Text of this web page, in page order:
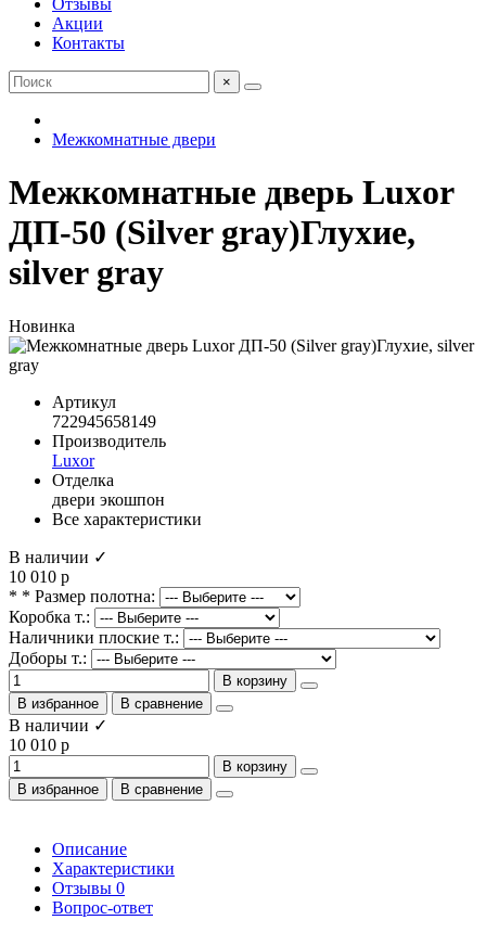
Отзывы
Акции
Контакты
×
Межкомнатные двери
Межкомнатные дверь Luxor
ДП-50 (Silver gray)Глухие,
silver gray
Новинка
Артикул
722945658149
Производитель
Luxor
Отделка
двери экошпон
Все характеристики
В наличии ✓
10 010 р
* * Размер полотна:
Коробка т.:
Наличники плоские т.:
Доборы т.:
В корзину
В избранное
В сравнение
В наличии ✓
10 010 р
В корзину
В избранное
В сравнение
Описание
Характеристики
Отзывы 0
Вопрос-ответ